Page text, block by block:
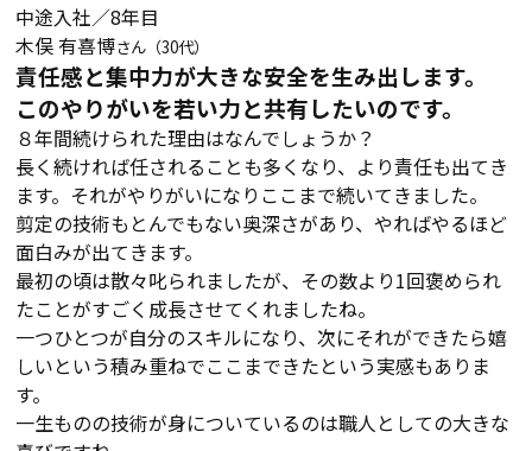
中途入社／8年目
木俣 有喜博さん（30代）
責任感と集中力が大きな安全を生み出します。
このやりがいを若い力と共有したいのです。
８年間続けられた理由はなんでしょうか？
長く続ければ任されることも多くなり、より責任も出てき
ます。それがやりがいになりここまで続いてきました。
剪定の技術もとんでもない奥深さがあり、やればやるほど
面白みが出てきます。
最初の頃は散々叱られましたが、その数より1回褒められ
たことがすごく成長させてくれましたね。
一つひとつが自分のスキルになり、次にそれができたら嬉
しいという積み重ねでここまできたという実感もありま
す。
一生ものの技術が身についているのは職人としての大きな